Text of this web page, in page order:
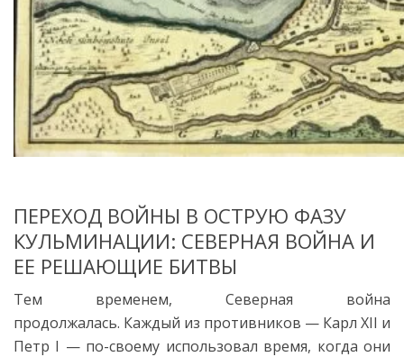
ПЕРЕХОД ВОЙНЫ В ОСТРУЮ ФАЗУ
КУЛЬМИНАЦИИ: СЕВЕРНАЯ ВОЙНА И
ЕЕ РЕШАЮЩИЕ БИТВЫ
Тем временем, Северная война
продолжалась. Каждый из противников — Карл XII и
Петр I — по-своему использовал время, когда они